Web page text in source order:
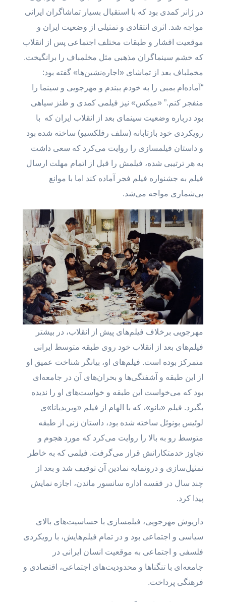
در ژانر کمدی بود که با استقبال بسیار تماشاگران ایرانی
مواجه شد. اثری انتقادی و تمثیلی از وضعیت ایران و
موقعیت اقشار و طبقات مختلف اجتماعی پس از انقلاب
که خشم سینماگران مذهبی مثل مخلمباف را برانگیخت.
مخملباف بعد از تماشای «اجاره‌نشین‌ها» گفته بود:
“آماده‌ام بمبی را به خودم ببندم و مهرجویی و سینما را
منفجر کنم.” «میکس» نیز فیلمی کمدی و طنز سیاهی
بود درباره وضعیت سینمای بعد از انقلاب ایران که با
رویکردی خود بازتابانه (سلف رفلکسیو) ساخته شده بود
و داستان فیلمسازی را روایت می‌کرد که سعی داشت
به هر ترتیبی شده، فیلمش را قبل از اتمام مهلت ارسال
فیلم به جشنواره فیلم فجر آماده کند اما با موانع
بی‌شماری مواجه می‌شد.
مهرجویی برخلاف فیلم‌های پیش از انقلاب، در بیشتر
فیلم‌های بعد از انقلاب خود روی طبقه متوسط ایرانی
متمرکز بوده است. فیلم‌های او، بیانگر شناخت عمیق او
از این طبقه و آشفتگی‌ها و بحران‌های آن در جامعه‌ای
بود که می‌خواست این طبقه و خواست‌های او را ندیده
بگیرد. فیلم «بانو»، که با الهام از فیلم «ویریدیانا»ی
لوئیس بونوئل ساخته شده بود، داستان زنی از طبقه
متوسط رو به بالا را روایت می‌کرد که مورد هجوم و
تجاوز خدمتکارانش قرار می‌گرفت. فیلمی که به خاطر
تمثیل‌سازی و درونمایه نمادین آن توقیف شد و بعد از
چند سال در قفسه اداره سانسور ماندن، اجازه نمایش
پیدا کرد.
داریوش مهرجویی، فیلمسازی با حساسیت‌های بالای
سیاسی و اجتماعی بود و در تمام فیلم‌هایش، با رویکردی
فلسفی و اجتماعی به موقعیت انسان ایرانی در
جامعه‌ای با تنگناها و محدودیت‌های اجتماعی، اقتصادی و
فرهنگی پرداخت.